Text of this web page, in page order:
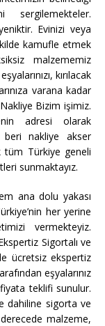
Evinizi veya
kamufle etmek
malzememiz
kırılacak
varana kadar
Bizim işimiz.
adresi olarak
beri nakliye akser
tüm Türkiye geneli
sunmaktayız.
ana dolu yakası
her yerine
vermekteyiz.
Sigortalı ve
ücretsiz ekspertiz
eşyalarınız
teklifi sunulur.
dahiline sigorta ve
malzeme,